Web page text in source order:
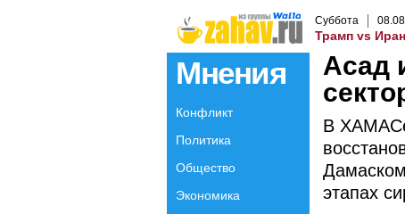
Суббота 08.08
Трамп vs Иран
Мнения
Конфликт
Политика
Общество
Экономика
Асад
В
этапах